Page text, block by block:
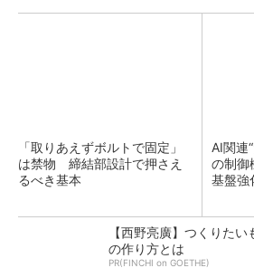
「取りあえずボルトで固定」
は禁物 締結部設計で押さえ
るべき基本
AI関連
の制御
基盤強
【西野亮廣】つくりた
の作り方とは
PR(FINCHI on GOETHE)